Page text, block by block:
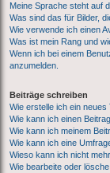
Meine Sprache steht auf
Was sind das für Bilder,
Wie verwende ich einen
Was ist mein Rang und
Wenn ich bei einem
anzumelden.
Beiträge schreiben
Wie erstelle ich ein
Wie kann ich einen
Wie kann ich meinem
Wie kann ich eine
Wieso kann ich nicht
Wie bearbeite oder